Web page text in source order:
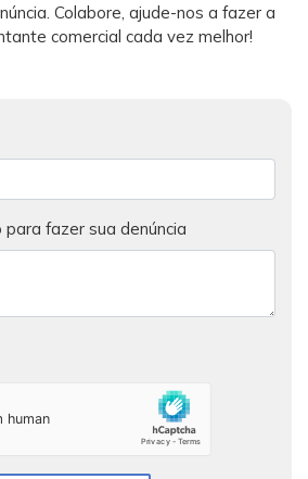
Colabore, ajude-nos a fazer a
comercial cada vez melhor!
fazer sua denúncia